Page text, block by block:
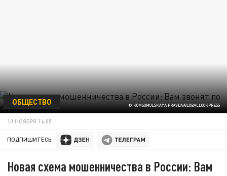
© KOMSOMOLSKAYA PRAVDA/GLOBALLOOKPRESS
ОБЩЕСТВО
10 НОЯБРЯ 14:05
ПОДПИШИТЕСЬ:
Новая схема мошенничества в России: Вам